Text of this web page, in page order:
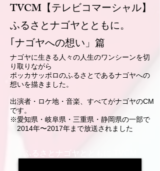
TVCM【テレビコマーシャル】
ふるさとナゴヤとともに。
｢ナゴヤへの想い」篇
ナゴヤに生きる人々の人生のワンシーンを切
り取りながら
ポッカサッポロのふるさとであるナゴヤへの
想いを描きました。
出演者・ロケ地・音楽、すべてがナゴヤのCM
です。
※愛知県・岐阜県・三重県・静岡県の一部で
2014年〜2017年まで放送されました
ふるさとナゴヤとともに TVCM